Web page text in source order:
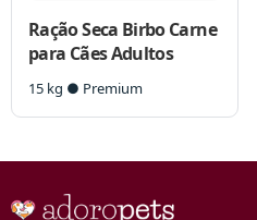
Ração Seca Birbo Carne
para Cães Adultos
15 kg ● Premium